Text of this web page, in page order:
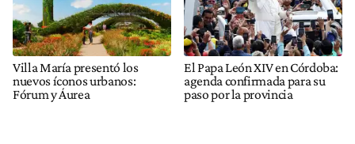
Villa María presentó los
nuevos íconos urbanos:
Fórum y Áurea
El Papa León XIV en Córdoba:
agenda confirmada para su
paso por la provincia